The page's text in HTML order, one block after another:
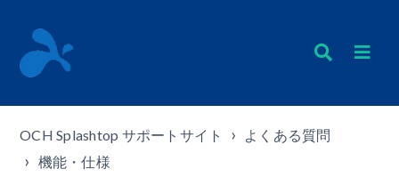
OCH Splashtop サポートサイト
よくある質問
機能・仕様